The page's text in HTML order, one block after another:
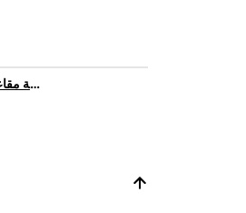
تأجير سيارة بخمسة مقاعد | استئجار سيارة بخمسة مقاعد مع يوروب كار